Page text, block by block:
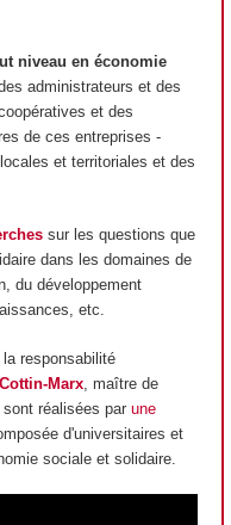
niveau en économie
administrateurs et des
et des
de ces entreprises -
et territoriales et des
sur les questions que
dans les domaines de
du développement
etc.
responsabilité
Marx , maître de
réalisées par une
d'universitaires et
sociale et solidaire.